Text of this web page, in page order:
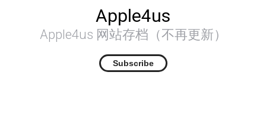
Apple4us
Apple4us 网站存档（不再更新）
Subscribe